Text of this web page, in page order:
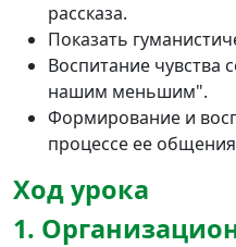
рассказа.
Показать
Воспитание чувства
нашим меньшим".
Формирование и
процессе ее
Ход урока
1.